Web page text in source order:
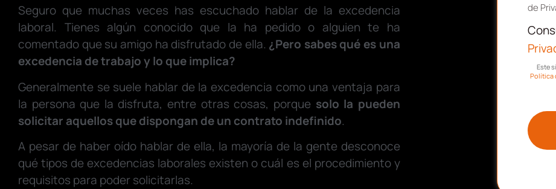
Seguro que muchas veces has escuchado hablar de la excedencia
laboral. Tienes algún conocido que la ha pedido o alguien te ha
comentado que su amigo ha disfrutado de ella. ¿Pero sabes qué es una
excedencia de trabajo y lo que implica?
Generalmente se suele hablar de la excedencia como una ventaja para
la persona que la disfruta, entre otras cosas, porque solo la pueden
solicitar aquellos que dispongan de un contrato indefinido.
A pesar de haber oído hablar de ella, la mayoría de la gente desconoce
qué tipos de excedencias laborales existen o cuál es el procedimiento y
requisitos para poder solicitarlas.
de
Este
Política